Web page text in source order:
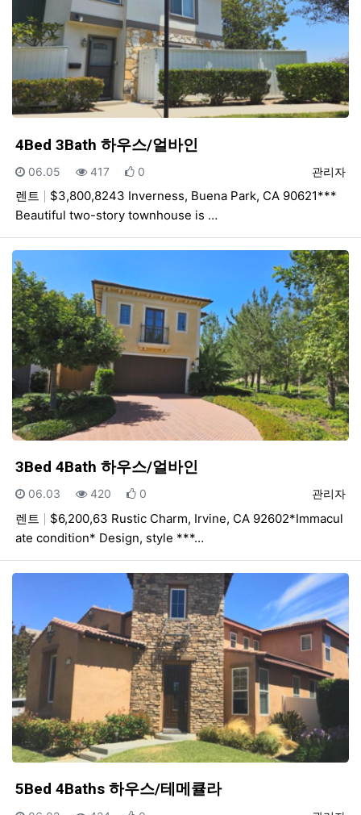
4Bed 3Bath 하우스/얼바인
등록자
관리자
등록일
06.05 조회
417 추천
0
렌트
$3,800,8243 Inverness, Buena Park, CA 90621***
Beautiful two-story townhouse is …
3Bed 4Bath 하우스/얼바인
등록자
관리자
등록일
06.03 조회
420 추천
0
렌트
$6,200,63 Rustic Charm, Irvine, CA 92602*Immacul
ate condition* Design, style ***…
5Bed 4Baths 하우스/테메큘라